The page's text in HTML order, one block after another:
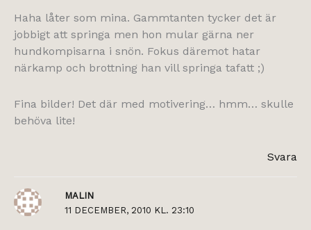
Haha låter som mina. Gammtanten tycker det är
jobbigt att springa men hon mular gärna ner
hundkompisarna i snön. Fokus däremot hatar
närkamp och brottning han vill springa tafatt ;)
Fina bilder! Det där med motivering… hmm… skulle
behöva lite!
Svara
MALIN
11 DECEMBER, 2010 KL. 23:10